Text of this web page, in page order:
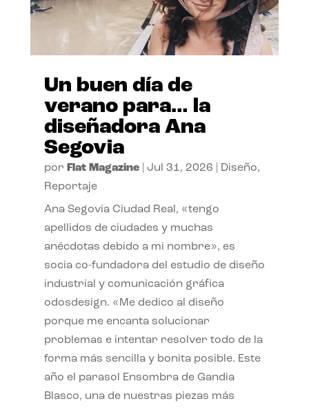
Un buen día de
verano para… la
diseñadora Ana
Segovia
por Flat Magazine| Jul 31, 2026 Diseño,
Reportaje
Ana Segovia Ciudad Real, «tengo
apellidos de ciudades y muchas
anécdotas debido a mi nombre», es
socia co-fundadora del estudio de diseño
industrial y comunicación gráfica
odosdesign. «Me dedico al diseño
porque me encanta solucionar
problemas e intentar resolver todo de la
forma más sencilla y bonita posible. Este
año el parasol Ensombra de Gandia
Blasco, una de nuestras piezas más